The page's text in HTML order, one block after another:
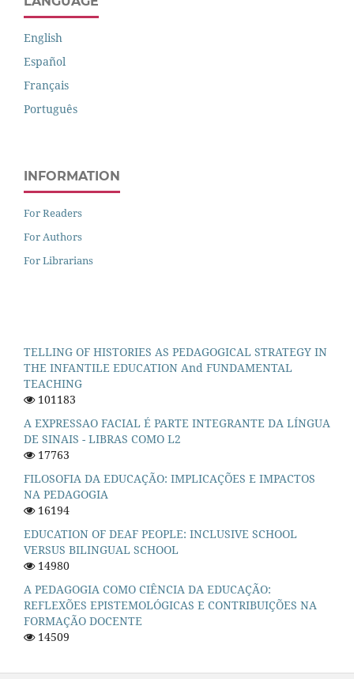
English
Español
Français
Português
INFORMATION
For Readers
For Authors
For Librarians
TELLING OF HISTORIES AS PEDAGOGICAL STRATEGY IN
THE INFANTILE EDUCATION And FUNDAMENTAL
TEACHING
101183
A EXPRESSAO FACIAL É PARTE INTEGRANTE DA LÍNGUA
DE SINAIS - LIBRAS COMO L2
17763
FILOSOFIA DA EDUCAÇÃO: IMPLICAÇÕES E IMPACTOS
NA PEDAGOGIA
16194
EDUCATION OF DEAF PEOPLE: INCLUSIVE SCHOOL
VERSUS BILINGUAL SCHOOL
14980
A PEDAGOGIA COMO CIÊNCIA DA EDUCAÇÃO:
REFLEXÕES EPISTEMOLÓGICAS E CONTRIBUIÇÕES NA
FORMAÇÃO DOCENTE
14509